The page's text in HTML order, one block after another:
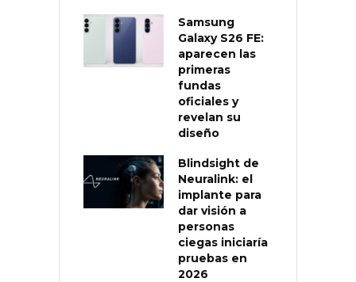
Samsung
Galaxy S26 FE:
aparecen las
primeras
fundas
oficiales y
revelan su
diseño
Blindsight de
Neuralink: el
implante para
dar visión a
personas
ciegas iniciaría
pruebas en
2026